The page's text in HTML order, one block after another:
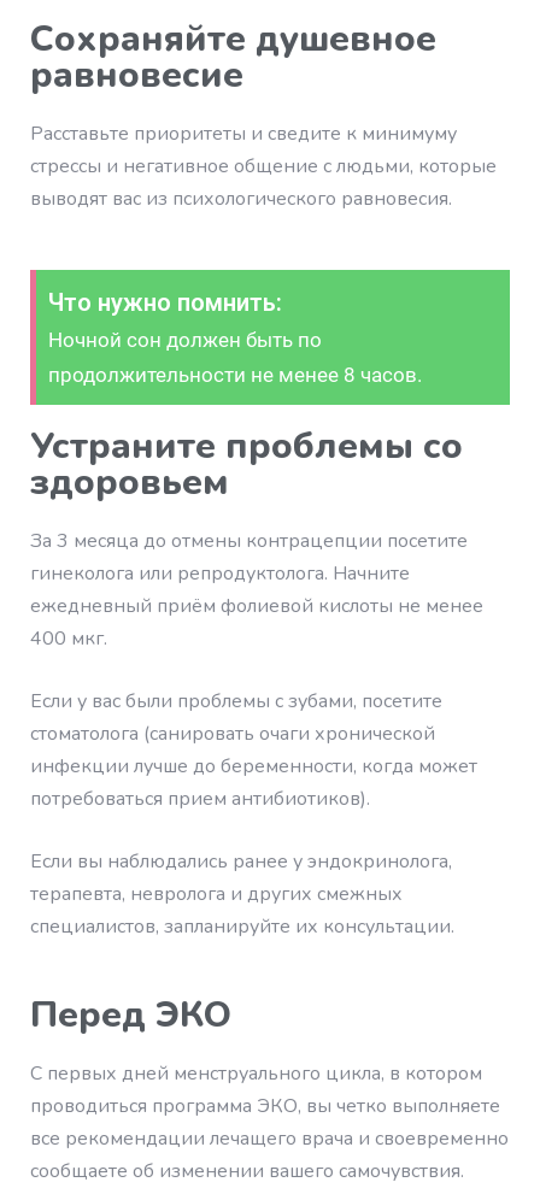
Сохраняйте душевное
равновесие
Расставьте приоритеты и сведите к минимуму
стрессы и негативное общение с людьми, которые
выводят вас из психологического равновесия.
Что нужно помнить:
Ночной сон должен быть по
продолжительности не менее 8 часов.
Устраните проблемы со
здоровьем
За 3 месяца до отмены контрацепции посетите
гинеколога или репродуктолога. Начните
ежедневный приём фолиевой кислоты не менее
400 мкг.
Если у вас были проблемы с зубами, посетите
стоматолога (санировать очаги хронической
инфекции лучше до беременности, когда может
потребоваться прием антибиотиков).
Если вы наблюдались ранее у эндокринолога,
терапевта, невролога и других смежных
специалистов, запланируйте их консультации.
Перед ЭКО
С первых дней менструального цикла, в котором
проводиться программа ЭКО, вы четко выполняете
все рекомендации лечащего врача и своевременно
сообщаете об изменении вашего самочувствия.